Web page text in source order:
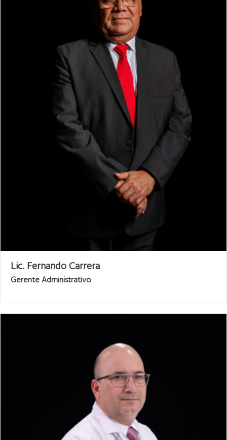
Lic. Fernando Carrera
Gerente Administrativo